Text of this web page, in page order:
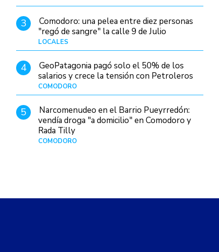
3
Comodoro: una pelea entre diez personas
"regó de sangre" la calle 9 de Julio
LOCALES
4
GeoPatagonia pagó solo el 50% de los
salarios y crece la tensión con Petroleros
COMODORO
5
Narcomenudeo en el Barrio Pueyrredón:
vendía droga "a domicilio" en Comodoro y
Rada Tilly
COMODORO